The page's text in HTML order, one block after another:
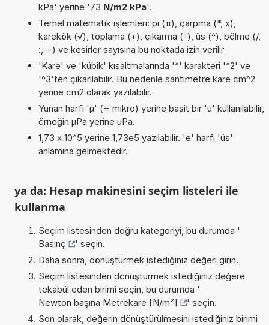
kPa' yerine '73 N/m2 kPa'.
Temel matematik işlemleri: pi (π), çarpma (*, x),
karekök (√), toplama (+), çıkarma (-), üs (^), bölme (/,
:, ÷) ve kesirler sayısına bu noktada izin verilir
'Kare' ve 'kübik' kısaltmalarında '^' karakteri '^2' ve
'^3'ten çıkarılabilir. Bu nedenle santimetre kare cm^2
yerine cm2 olarak yazılabilir.
Yunan harfi 'µ' (= mikro) yerine basit bir 'u' kullanılabilir,
örneğin µPa yerine uPa.
1,73 x 10^5 yerine 1,73e5 yazılabilir. 'e' harfi 'üs'
anlamına gelmektedir.
ya da: Hesap makinesini seçim listeleri ile
kullanma
Seçim listesinden doğru kategoriyi, bu durumda '
Basınç
' seçin.
Daha sonra, dönüştürmek istediğiniz değeri girin.
Seçim listesinden dönüştürmek istediğiniz değere
tekabül eden birimi seçin, bu durumda '
Newton başına Metrekare [N/m²]
' seçin.
Son olarak, değerin dönüştürülmesini istediğiniz birimi